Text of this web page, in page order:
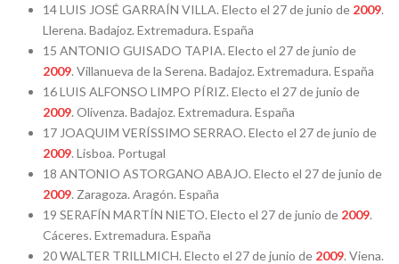
14 LUIS JOSÉ GARRAÍN VILLA. Electo el 27 de junio de 2009.
Llerena. Badajoz. Extremadura. España
15 ANTONIO GUISADO TAPIA. Electo el 27 de junio de
2009. Villanueva de la Serena. Badajoz. Extremadura. España
16 LUIS ALFONSO LIMPO PÍRIZ. Electo el 27 de junio de
2009. Olivenza. Badajoz. Extremadura. España
17 JOAQUIM VERÍSSIMO SERRAO. Electo el 27 de junio de
2009. Lisboa. Portugal
18 ANTONIO ASTORGANO ABAJO. Electo el 27 de junio de
2009. Zaragoza. Aragón. España
19 SERAFÍN MARTÍN NIETO. Electo el 27 de junio de 2009.
Cáceres. Extremadura. España
20 WALTER TRILLMICH. Electo el 27 de junio de 2009. Viena.